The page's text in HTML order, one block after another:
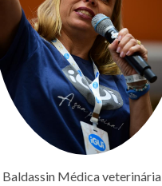
Baldassin Médica veterinária